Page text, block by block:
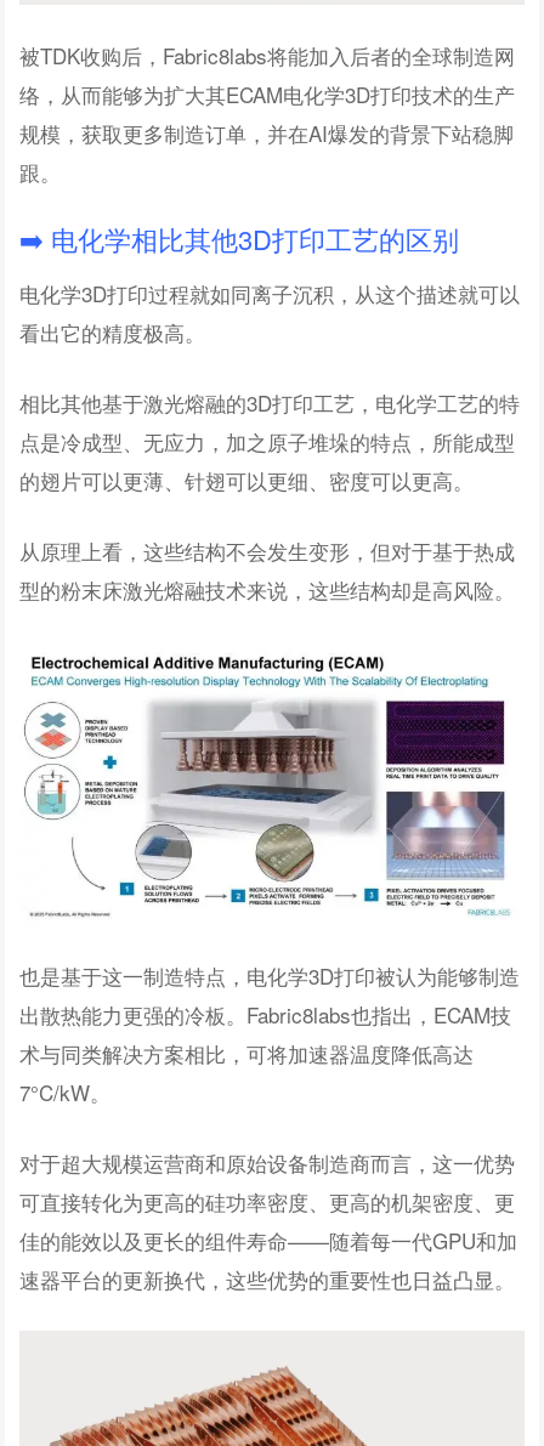
被TDK收购后，Fabric8labs将能加入后者的全球制造网
络，从而能够为扩大其ECAM电化学3D打印技术的生产
规模，获取更多制造订单，并在AI爆发的背景下站稳脚
跟。
➡️ 电化学相比其他3D打印工艺的区别
电化学3D打印过程就如同离子沉积，从这个描述就可以
看出它的精度极高。
相比其他基于激光熔融的3D打印工艺，电化学工艺的特
点是冷成型、无应力，加之原子堆垛的特点，所能成型
的翅片可以更薄、针翅可以更细、密度可以更高。
从原理上看，这些结构不会发生变形，但对于基于热成
型的粉末床激光熔融技术来说，这些结构却是高风险。
也是基于这一制造特点，电化学3D打印被认为能够制造
出散热能力更强的冷板。Fabric8labs也指出，ECAM技
术与同类解决方案相比，可将加速器温度降低高达
7°C/kW。
对于超大规模运营商和原始设备制造商而言，这一优势
可直接转化为更高的硅功率密度、更高的机架密度、更
佳的能效以及更长的组件寿命——随着每一代GPU和加
速器平台的更新换代，这些优势的重要性也日益凸显。